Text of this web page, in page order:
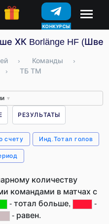
КОНКУРСЫ
ХК Borlänge HF
› Команды
›
› ТБ ТМ
▼
РЕЗУЛЬТАТЫ
счету Инд.Тотал голов
количеству
командами в матчах с
- тотал больше,
-
- равен.